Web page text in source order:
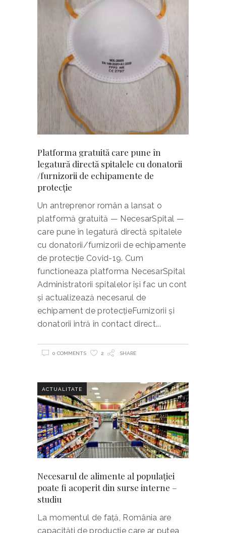
Platforma gratuită care pune în
legatură directă spitalele cu donatorii
/furnizorii de echipamente de
protecție
Un antreprenor român a lansat o
platformă gratuită — NecesarSpital —
care pune în legatură directă spitalele
cu donatorii/furnizorii de echipamente
de protecție Covid-19. Cum
functioneaza platforma NecesarSpital
Administratorii spitalelor își fac un cont
și actualizează necesarul de
echipament de protecțieFurnizorii și
donatorii intră în contact direct
0 COMMENTS 2 SHARE
ACTUALITATE
Necesarul de alimente al populației
poate fi acoperit din surse interne –
studiu
La momentul de față, România are
capacități de producție care ar putea